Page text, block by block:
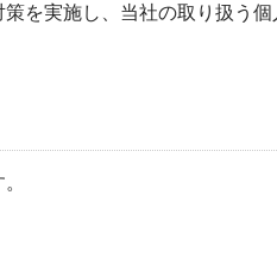
を実施し、当社の取り扱う